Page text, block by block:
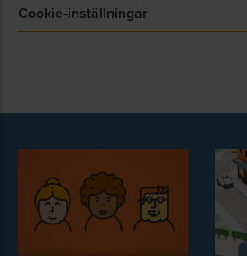
Cookie-inställningar